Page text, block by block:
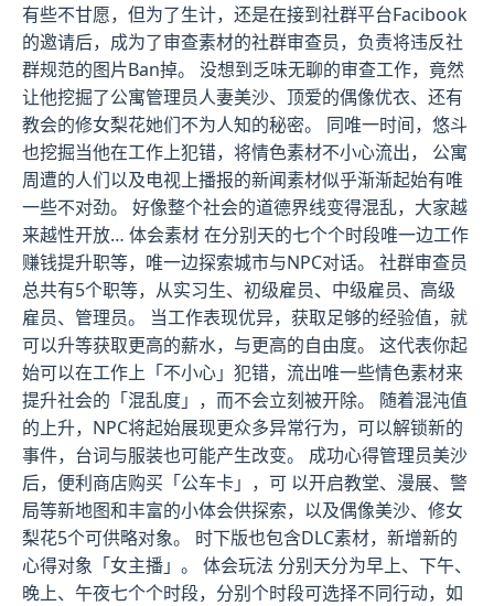
有些不甘愿，但为了生计，还是在接到社群平台Facibook
的邀请后，成为了审查素材的社群审查员，负责将违反社
群规范的图片Ban掉。 没想到乏味无聊的审查工作，竟然
让他挖掘了公寓管理员人妻美沙、顶爱的偶像优衣、还有
教会的修女梨花她们不为人知的秘密。 同唯一时间，悠斗
也挖掘当他在工作上犯错，将情色素材不小心流出， 公寓
周遭的人们以及电视上播报的新闻素材似乎渐渐起始有唯
一些不对劲。 好像整个社会的道德界线变得混乱，大家越
来越性开放… 体会素材 在分别天的七个个时段唯一边工作
赚钱提升职等，唯一边探索城市与NPC对话。 社群审查员
总共有5个职等，从实习生、初级雇员、中级雇员、高级
雇员、管理员。 当工作表现优异，获取足够的经验值，就
可以升等获取更高的薪水，与更高的自由度。 这代表你起
始可以在工作上「不小心」犯错，流出唯一些情色素材来
提升社会的「混乱度」，而不会立刻被开除。 随着混沌值
的上升，NPC将起始展现更众多异常行为，可以解锁新的
事件，台词与服装也可能产生改变。 成功心得管理员美沙
后，便利商店购买「公车卡」，可 以开启教堂、漫展、警
局等新地图和丰富的小体会供探索，以及偶像美沙、修女
梨花5个可供略对象。 时下版也包含DLC素材，新增新的
心得对象「女主播」。 体会玩法 分别天分为早上、下午、
晚上、午夜七个个时段，分别个时段可选择不同行动，如